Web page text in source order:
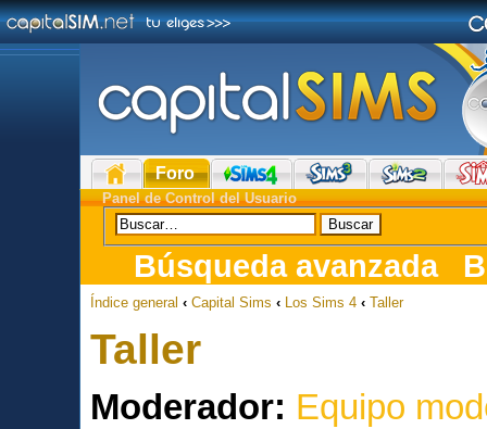
Foro
Panel de Control del Usuario
Búsqueda avanzada
Índice general ‹ Capital Sims ‹ Los Sims 4 ‹ Taller
Taller
Moderador: Equipo